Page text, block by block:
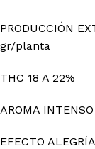
PRODUCCIÓN
gr/planta
THC 18 A 22%
AROMA
EFECTO